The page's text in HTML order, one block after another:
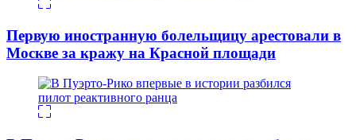
Первую иностранную болельщицу арестовали в
Москве за кражу на Красной площади